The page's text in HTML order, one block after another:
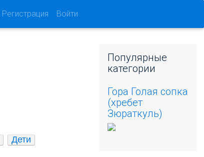
Регистрация Войти
Дети
Популярные
категории
Гора Голая сопка
(хребет
Зюраткуль)